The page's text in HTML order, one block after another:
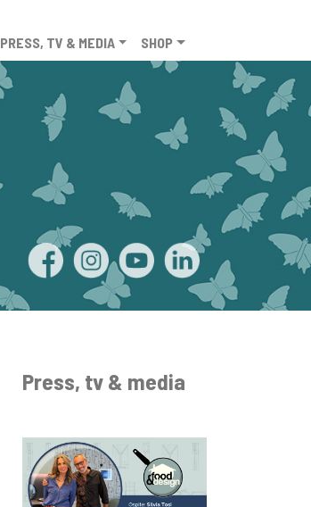
PRESS, TV & MEDIA SHOP
Press, tv & media